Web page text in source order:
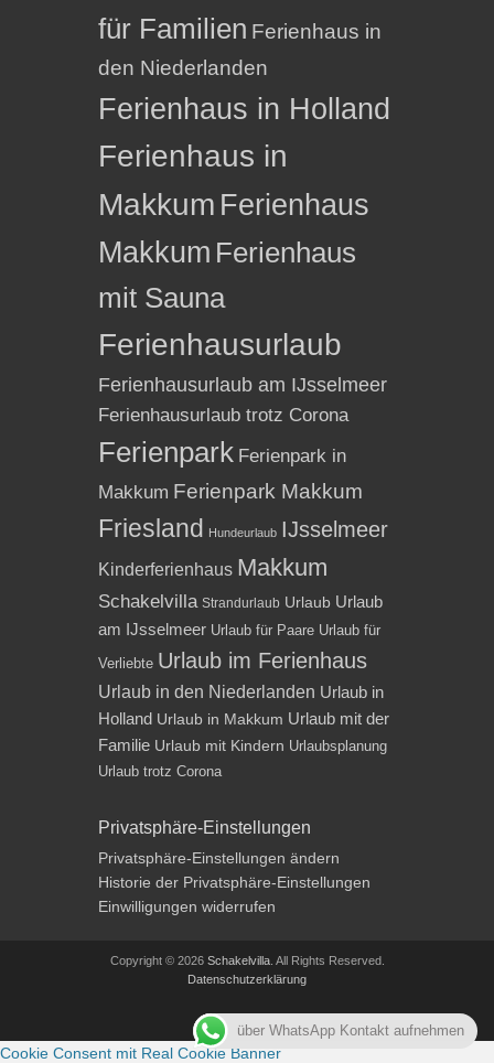
für Familien Ferienhaus in
den Niederlanden
Ferienhaus in Holland
Ferienhaus in
Makkum Ferienhaus
Makkum Ferienhaus
mit Sauna
Ferienhausurlaub
Ferienhausurlaub am IJsselmeer
Ferienhausurlaub trotz Corona
Ferienpark Ferienpark in
Makkum Ferienpark Makkum
Friesland Hundeurlaub IJsselmeer
Kinderferienhaus Makkum
Schakelvilla Strandurlaub Urlaub Urlaub
am IJsselmeer Urlaub für Paare Urlaub für
Verliebte Urlaub im Ferienhaus
Urlaub in den Niederlanden Urlaub in
Holland Urlaub in Makkum Urlaub mit der
Familie Urlaub mit Kindern Urlaubsplanung
Urlaub trotz Corona
Privatsphäre-Einstellungen
Privatsphäre-Einstellungen ändern
Historie der Privatsphäre-Einstellungen
Einwilligungen widerrufen
Copyright © 2026 Schakelvilla. All Rights Reserved.
Datenschutzerklärung
Impressum
über WhatsApp Kontakt aufnehmen
Cookie Consent mit Real Cookie Banner